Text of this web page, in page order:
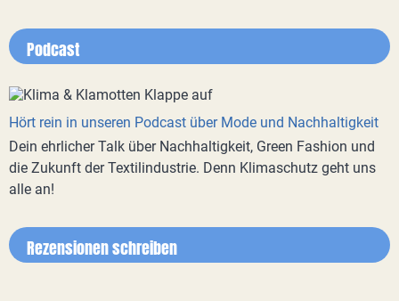
Podcast
Hört rein in unseren Podcast über Mode und Nachhaltigkeit
Dein ehrlicher Talk über Nachhaltigkeit, Green Fashion und
die Zukunft der Textilindustrie. Denn Klimaschutz geht uns
alle an!
Rezensionen schreiben